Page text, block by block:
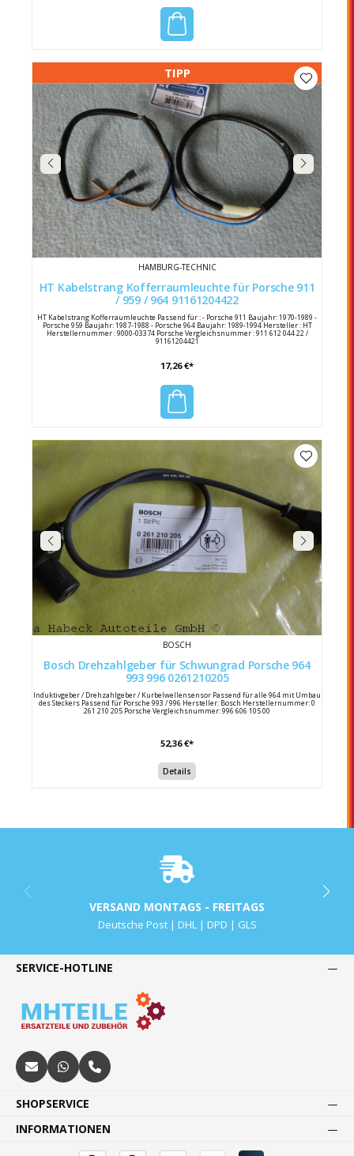
TIPP
HAMBURG-TECHNIC
HT Kabelstrang Kofferraumleuchte für Porsche 911
/ 959 / 964 91161204422
HT Kabelstrang Kofferraumleuchte Passend für : - Porsche 911 Baujahr: 1970-1989 -
Porsche 959 Baujahr: 1987-1988 - Porsche 964 Baujahr: 1989-1994 Hersteller : HT
Herstellernummer : 9000-03374 Porsche Vergleichsnummer : 911 612 044 22 /
91161204421
17,26 €*
BOSCH
Bosch Drehzahlgeber für Schwungrad Porsche 964
993 996 0261210205
Induktivgeber / Drehzahlgeber / Kurbelwellensensor Passend für alle 964 mit Umbau
des Steckers Passend für Porsche 993 / 996 Hersteller: Bosch Herstellernummer: 0
261 210 205 Porsche Vergleichsnummer: 996 606 105 00
52,36 €*
Details
VERSAND MONTAGS - FREITAGS
Deutsche Post | DHL | DPD | GLS
SERVICE-HOTLINE
SHOPSERVICE
INFORMATIONEN